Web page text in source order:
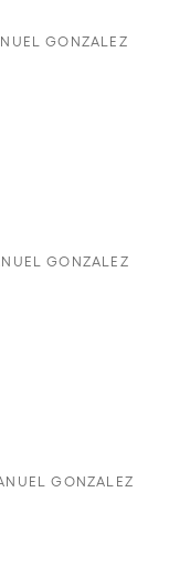
GONZALEZ
GONZALEZ
GONZALEZ